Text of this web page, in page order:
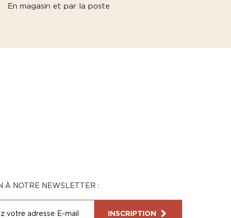
En magasin et par la poste
À NOTRE NEWSLETTER :
INSCRIPTION